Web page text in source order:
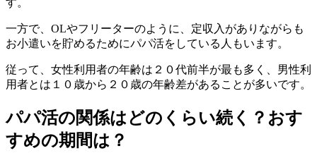
す。
一方で、OLやフリーターのように、定収入がありながらも
お小遣いを貯めるためにパパ活をしている人もいます。
従って、女性利用者の年齢は２０代前半が最も多く、男性利
用者とは１０歳から２０歳の年齢差があることが多いです。
パパ活の関係はどのくらい続く？おす
すめの期間は？